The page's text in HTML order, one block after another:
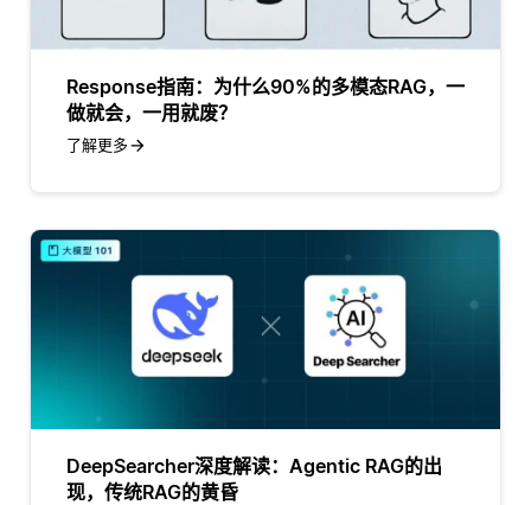
Response指南：为什么90%的多模态RAG，一
做就会，一用就废？
了解更多
DeepSearcher深度解读：Agentic RAG的出
现，传统RAG的黄昏